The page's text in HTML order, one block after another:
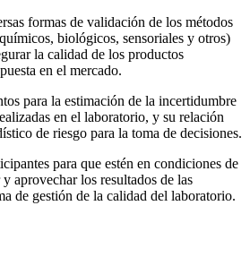
formas de validación de los métodos
biológicos, sensoriales y otros)
la calidad de los productos
en el mercado.
para la estimación de la incertidumbre
en el laboratorio, y su relación
de riesgo para la toma de decisiones.
para que estén en condiciones de
aprovechar los resultados de las
de gestión de la calidad del laboratorio.